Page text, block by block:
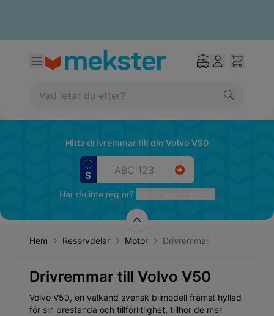
Hitta drivremmar till din Volvo V50
Har du inte reg nr?
Hem Reservdelar Motor Drivremmar
Drivremmar till Volvo V50
Volvo V50, en välkänd svensk bilmodell främst hyllad
för sin prestanda och tillförlitlighet, tillhör de mer